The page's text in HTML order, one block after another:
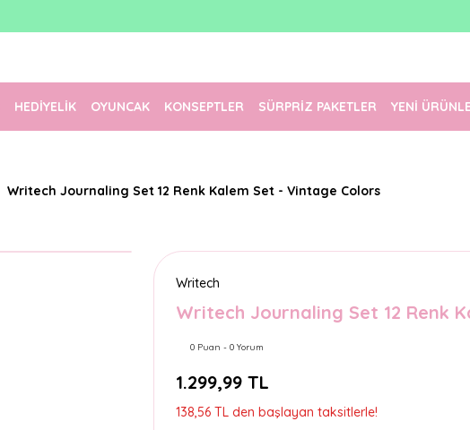
1500 TL Üzeri Ücretsiz Kargo
HEDİYELİK OYUNCAK KONSEPTLER SÜRPRİZ PAKETLER YENİ
Writech Journaling Set 12 Renk Kalem Set - Vintage Colors
Writech
Writech Journaling Set 12 Renk
0 Puan - 0 Yorum
1.299,99 TL
138,56 TL den başlayan taksitlerle!